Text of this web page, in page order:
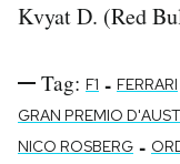
Kvyat D. (Red
Tag: F1 - FERRARI
GRAN PREMIO
NICO ROSBERG -